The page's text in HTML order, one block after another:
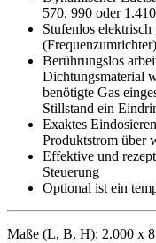
570, 990 oder
Stufenlos
Berührungslos
Dichtungsmaterial
benötigte Gas
Stillstand ein
Exaktes
Produktstrom über
Effektive und
Steuerung
Optional ist ein
Maße (L, B, H): 2.000 x